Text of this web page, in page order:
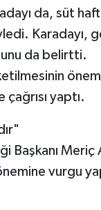
da, süt
Karadayı,
da belirtti.
yaptı.
Başkanı
vurgu